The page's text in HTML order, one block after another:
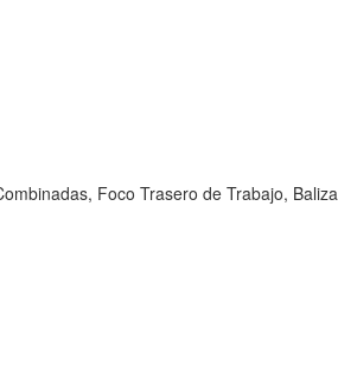
Foco Trasero de Trabajo, Baliza